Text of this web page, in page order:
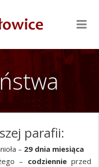
parafii:
– 29 dnia miesiąca
– codziennieprzed